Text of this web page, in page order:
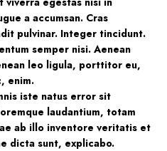
a accumsan. Cras
pulvinar. Integer tincidunt.
semper nisi. Aenean
leo ligula, porttitor eu,
enim.
iste natus error sit
laudantium, totam
ab illo inventore veritatis et
dicta sunt, explicabo.